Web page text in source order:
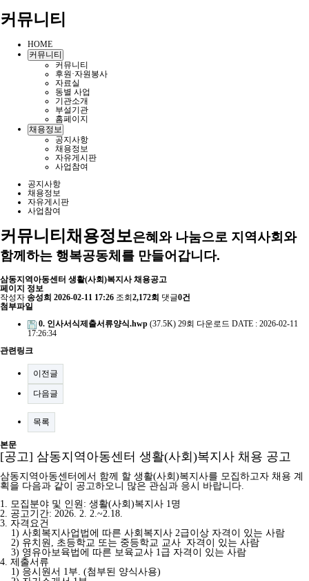
커뮤니티
HOME
커뮤니티
커뮤니티
후원·자원봉사
자료실
동별 사업
기관소개
부설기관
홈페이지
채용정보
공지사항
채용정보
자유게시판
사업참여
공지사항
채용정보
자유게시판
사업참여
커뮤니티 채용정보은혜와 나눔으로 지역사회와
함께하는 행복공동체를 만들어갑니다.
삼동지역아동센터 생활(사회)복지사 채용공고
페이지 정보
작성자 송성희 2026-02-11 17:26 조회 2,172회 댓글0건
첨부파일
0. 인사서식제출서류양식.hwp (37.5K) 29회 다운로드 DATE : 2026-02-11
17:26:34
관련링크
이전글
다음글
목록
본문
[공고] 삼동지역아동센터 생활(사회)복지사 채용 공고
삼동지역아동센터에서 함께 할 생활(사회)복지사를 모집하고자 채용 계
획을 다음과 같이 공고하오니 많은 관심과 응시 바랍니다.
1. 모집분야 및 인원: 생활(사회)복지사 1명
2. 공고기간: 2026. 2. 2.~2.18.
3. 자격요건
1) 사회복지사업법에 따른 사회복지사 2급이상 자격이 있는 사람
2) 유치원, 초등학교 또는 중등학교 교사 자격이 있는 사람
3) 영유아보육법에 따른 보육교사 1급 자격이 있는 사람
4. 제출서류
1) 응시원서 1부. (첨부된 양식사용)